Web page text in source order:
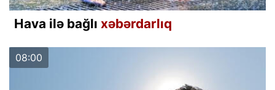
Hava ilə bağlı xəbərdarlıq
08:00